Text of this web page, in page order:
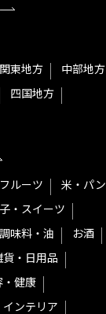
関東地方
中部地方
四国地方
ルーツ
米・パン
・スイーツ
調味料・油
お酒
貨・日用品
・健康
インテリア